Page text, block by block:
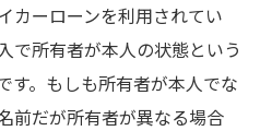
カーローンを利用されてい
で所有者が本人の状態という
す。もしも所有者が本人でな
前だが所有者が異なる場合